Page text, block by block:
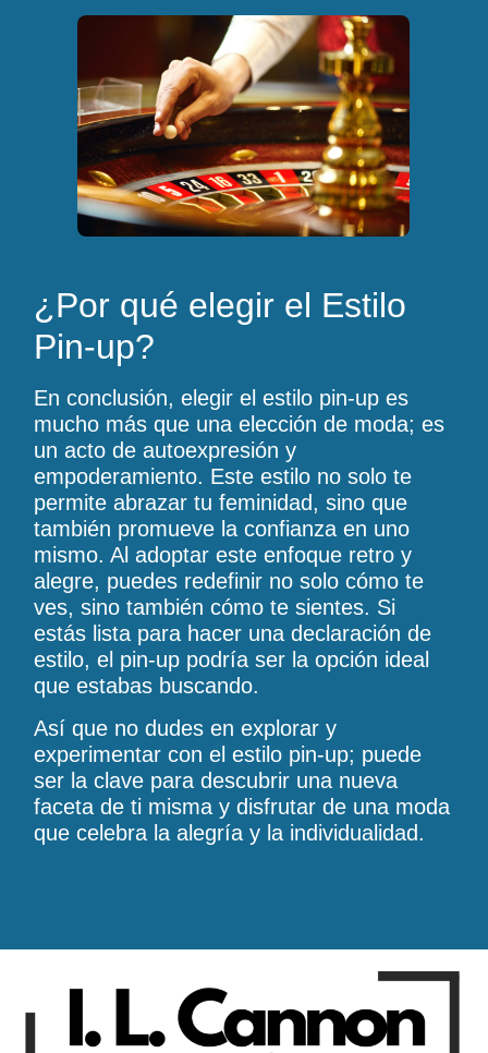
¿Por qué elegir el Estilo
Pin-up?
En conclusión, elegir el estilo pin-up es
mucho más que una elección de moda; es
un acto de autoexpresión y
empoderamiento. Este estilo no solo te
permite abrazar tu feminidad, sino que
también promueve la confianza en uno
mismo. Al adoptar este enfoque retro y
alegre, puedes redefinir no solo cómo te
ves, sino también cómo te sientes. Si
estás lista para hacer una declaración de
estilo, el pin-up podría ser la opción ideal
que estabas buscando.
Así que no dudes en explorar y
experimentar con el estilo pin-up; puede
ser la clave para descubrir una nueva
faceta de ti misma y disfrutar de una moda
que celebra la alegría y la individualidad.